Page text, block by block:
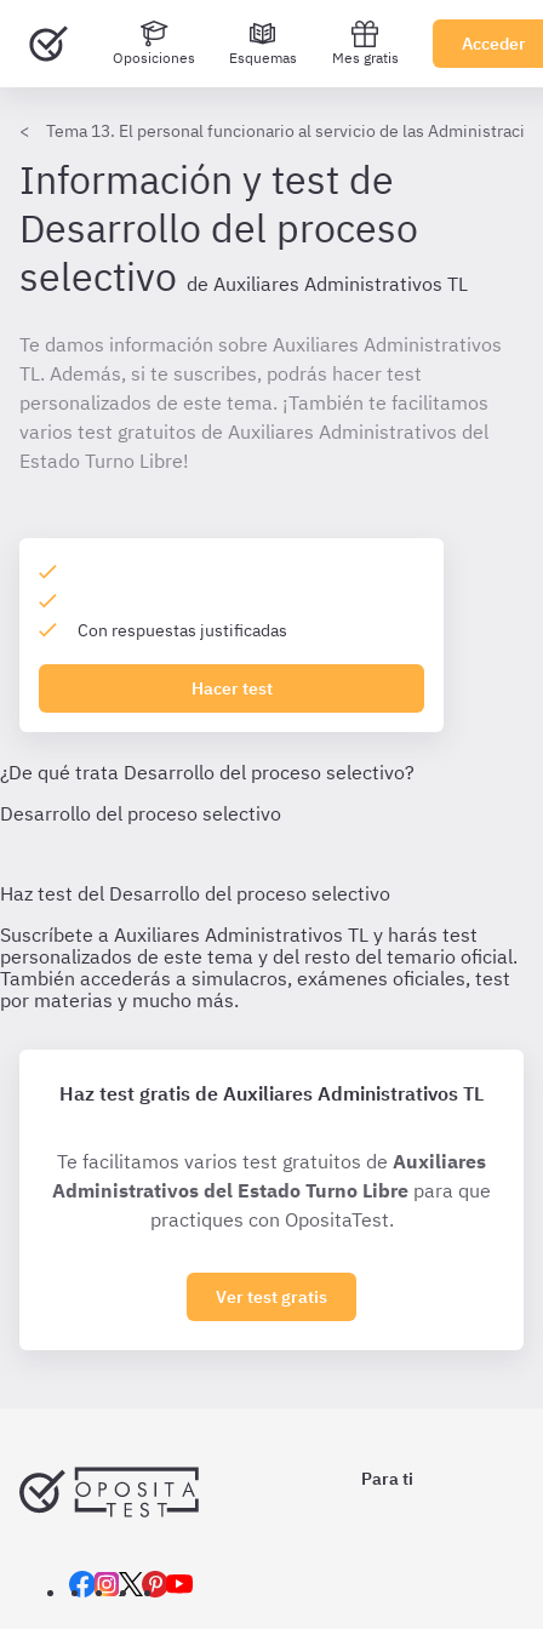
Oposiciones Esquemas Mes gratis
Acceder
Tema 13. El personal funcionario al servicio de las
Información y test de
Desarrollo del proceso
selectivo de Auxiliares Administrativos TL
Te damos información sobre Auxiliares Administrativos
TL. Además, si te suscribes, podrás hacer test
personalizados de este tema. ¡También te facilitamos
varios test gratuitos de Auxiliares Administrativos del
Estado Turno Libre!
Con respuestas justificadas
Hacer test
Haz test gratis de Auxiliares Administrativos TL
Te facilitamos varios test gratuitos de Auxiliares
Administrativos del Estado Turno Libre para que
practiques con OpositaTest.
Ver test gratis
Para ti